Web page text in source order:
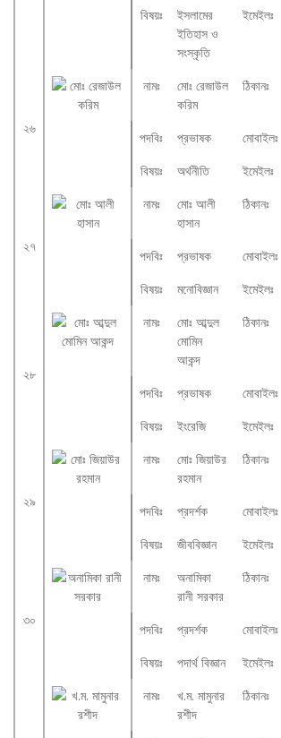
বিষয়ঃ
ইসলামের
ইতিহাস ও
সংস্কৃতি
ইমেইলঃ
২৬
নামঃ
মোঃ রেজাউল
করিম
ঠিকানঃ
পদবিঃ প্রভাষক মোবাইলঃ
বিষয়ঃ
অর্থনীতি ইমেইলঃ
২৭
নামঃ
মোঃ আলী
হাসান
ঠিকানঃ
পদবিঃ প্রভাষক মোবাইলঃ
বিষয়ঃ
মনোবিজ্ঞান ইমেইলঃ
২৮
নামঃ
মোঃ আব্দুল
মোমিন
আকন্দ
ঠিকানঃ
পদবিঃ প্রভাষক মোবাইলঃ
বিষয়ঃ
ইংরেজি ইমেইলঃ
২৯
নামঃ
মোঃ জিয়াউর
রহমান
ঠিকানঃ
পদবিঃ প্রদর্শক মোবাইলঃ
বিষয়ঃ
জীববিজ্ঞান ইমেইলঃ
৩০
নামঃ
অনামিকা
রানী সরকার
ঠিকানঃ
পদবিঃ প্রদর্শক মোবাইলঃ
বিষয়ঃ
পদার্থ বিজ্ঞান ইমেইলঃ
নামঃ
খ.ম. মামুনার
রশীদ
ঠিকানঃ